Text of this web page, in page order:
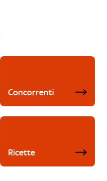
Concorrenti
Ricette